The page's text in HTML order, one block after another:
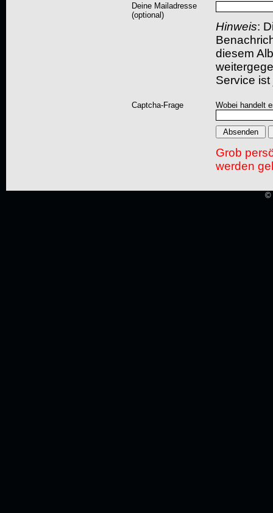
Deine Mailadresse
(optional)
Hinweis:
diesem
Service
Captcha-Frage Wobei handelt
Grob
werden
©